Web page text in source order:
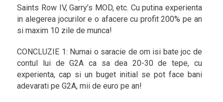
Saints Row IV, Garry’s MOD, etc. Cu putina experienta
in alegerea jocurilor e o afacere cu profit 200% pe an
si maxim 10 zile de munca!
CONCLUZIE 1: Numai o saracie de om isi bate joc de
contul lui de G2A ca sa dea 20-30 de tepe, cu
experienta, cap si un buget initial se pot face bani
adevarati pe G2A, mii de euro pe an!